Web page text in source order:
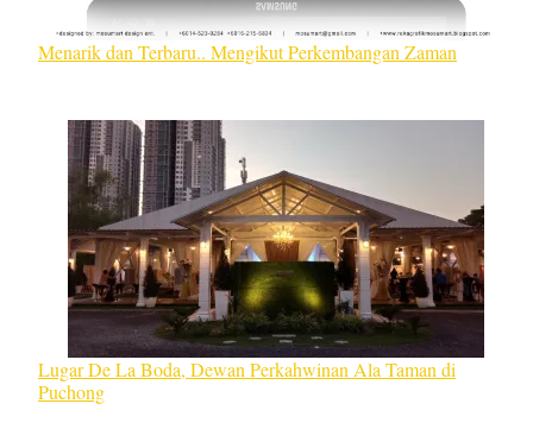
Menarik dan Terbaru.. Mengikut Perkembangan Zaman
Lugar De La Boda, Dewan Perkahwinan Ala Taman di
Puchong